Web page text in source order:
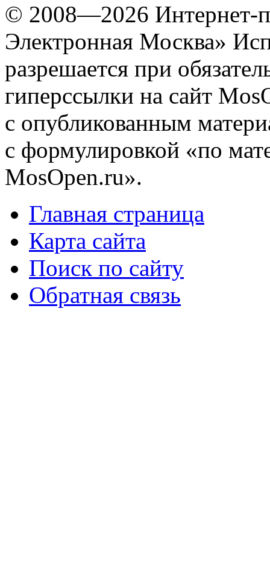
© 2008—2026 Интернет-
Электронная Москва»
разрешается при
гиперссылки на сайт
с опубликованным
с формулировкой «по
MosOpen.ru».
Главная страница
Карта сайта
Поиск по сайту
Обратная связь